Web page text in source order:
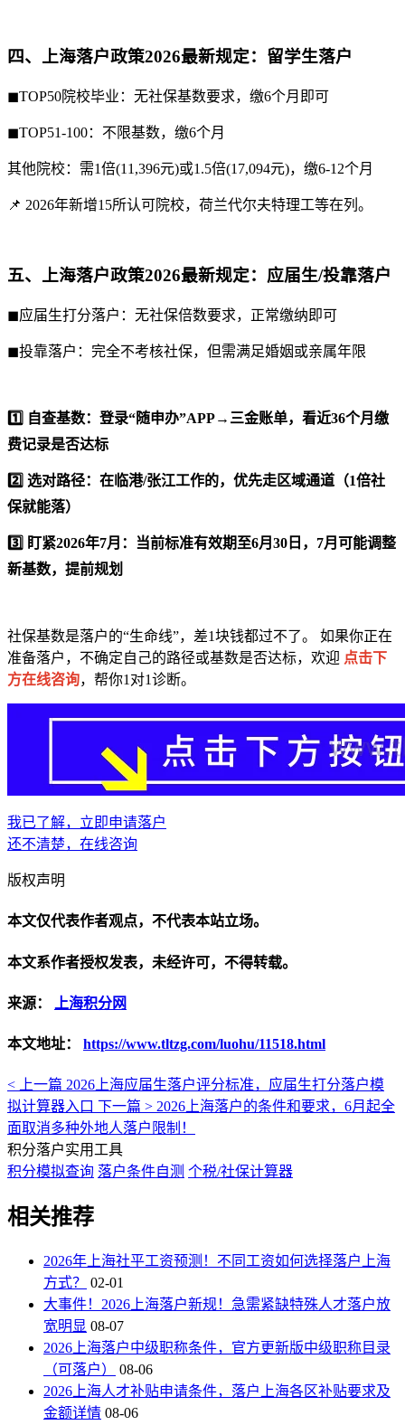
四、上海落户政策2026最新规定：留学生落户
◼TOP50院校毕业：无社保基数要求，缴6个月即可
◼TOP51-100：不限基数，缴6个月
其他院校：需1倍(11,396元)或1.5倍(17,094元)，缴6-12个月
📌 2026年新增15所认可院校，荷兰代尔夫特理工等在列。
五、上海落户政策2026最新规定：应届生/投靠落户
◼应届生打分落户：无社保倍数要求，正常缴纳即可
◼投靠落户：完全不考核社保，但需满足婚姻或亲属年限
1️⃣ 自查基数：登录“随申办”APP→三金账单，看近36个月缴
费记录是否达标
2️⃣ 选对路径：在临港/张江工作的，优先走区域通道（1倍社
保就能落）
3️⃣ 盯紧2026年7月：当前标准有效期至6月30日，7月可能调整
新基数，提前规划
社保基数是落户的“生命线”，差1块钱都过不了。 如果你正在
准备落户，不确定自己的路径或基数是否达标，欢迎 点击下
方在线咨询，帮你1对1诊断。
我已了解，立即申请落户
还不清楚，在线咨询
版权声明
本文仅代表作者观点，不代表本站立场。
本文系作者授权发表，未经许可，不得转载。
来源： 上海积分网
本文地址： https://www.tltzg.com/luohu/11518.html
< 上一篇 2026上海应届生落户评分标准，应届生打分落户模
拟计算器入口 下一篇 > 2026上海落户的条件和要求，6月起全
面取消多种外地人落户限制！
积分落户实用工具
积分模拟查询 落户条件自测 个税/社保计算器
相关推荐
2026年上海社平工资预测！不同工资如何选择落户上海
方式？
02-01
大事件！2026上海落户新规！急需紧缺特殊人才落户放
宽明显 08-07
2026上海落户中级职称条件，官方更新版中级职称目录
（可落户）
08-06
2026上海人才补贴申请条件，落户上海各区补贴要求及
金额详情 08-06